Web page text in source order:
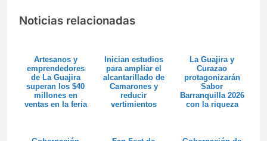
Noticias relacionadas
Artesanos y
emprendedores
de La Guajira
superan los $40
millones en
ventas en la feria
Inician estudios
para ampliar el
alcantarillado de
Camarones y
reducir
vertimientos
La Guajira y
Curazao
protagonizarán
Sabor
Barranquilla 2026
con la riqueza